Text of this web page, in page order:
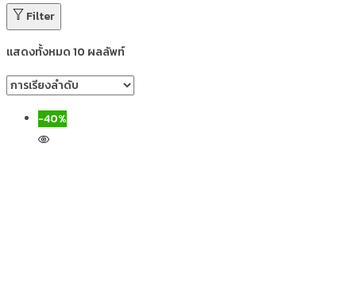
Filter
แสดงทั้งหมด 10 ผลลัพท์
-40%